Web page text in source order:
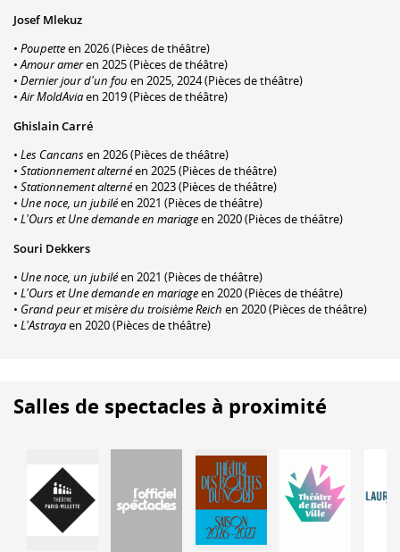
Josef Mlekuz
• Poupetteen 2026 (Pièces de théâtre)
•Amour ameren 2025 (Pièces de théâtre)
• Dernier jour d'un fou en 2025, 2024 (Pièces de théâtre)
•Air MoldAviaen 2019 (Pièces de théâtre)
Ghislain Carré
• Les Cancansen 2026 (Pièces de théâtre)
• Stationnement alternéen 2025 (Pièces de théâtre)
• Stationnement alternéen 2023 (Pièces de théâtre)
• Une noce, un jubiléen 2021 (Pièces de théâtre)
• L'Ours et Une demande en mariageen 2020 (Pièces de théâtre)
Souri Dekkers
• Une noce, un jubiléen 2021 (Pièces de théâtre)
• L'Ours et Une demande en mariageen 2020 (Pièces de théâtre)
• Grand peur et misère du troisième Reich en 2020 (Pièces de théâtre)
• L'Astrayaen 2020 (Pièces de théâtre)
Salles de spectacles à proximité